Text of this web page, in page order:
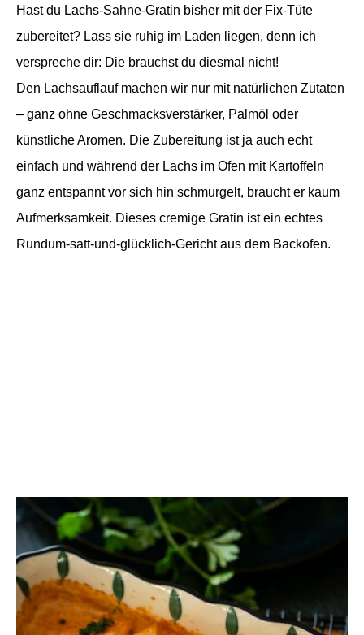
Hast du Lachs-Sahne-Gratin bisher mit der Fix-Tüte
zubereitet? Lass sie ruhig im Laden liegen, denn ich
verspreche dir: Die brauchst du diesmal nicht!
Den Lachsauflauf machen wir nur mit natürlichen Zutaten
– ganz ohne Geschmacksverstärker, Palmöl oder
künstliche Aromen. Die Zubereitung ist ja auch echt
einfach und während der Lachs im Ofen mit Kartoffeln
ganz entspannt vor sich hin schmurgelt, braucht er kaum
Aufmerksamkeit. Dieses cremige Gratin ist ein echtes
Rundum-satt-und-glücklich-Gericht aus dem Backofen.